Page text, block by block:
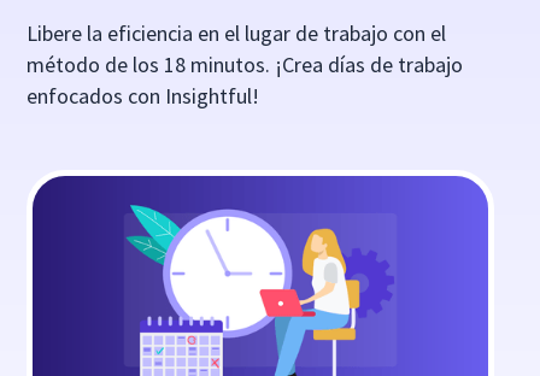
Libere la eficiencia en el lugar de trabajo con el
método de los 18 minutos. ¡Crea días de trabajo
enfocados con Insightful!